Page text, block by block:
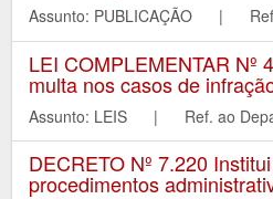
Assunto: PUBLICAÇÃO |
LEI COMPLEMENTAR Nº
multa nos casos de
Assunto: LEIS | Ref. ao
DECRETO Nº 7.220
procedimentos